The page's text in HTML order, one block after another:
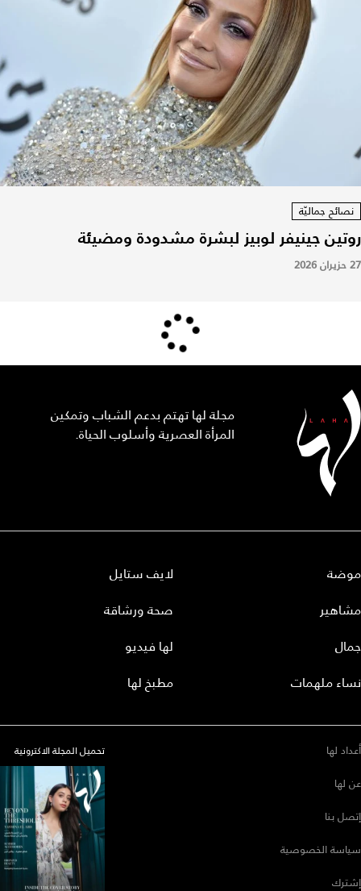
نصائح جماليّة
روتين جينيفر لوبيز لبشرة مشدودة ومضيئة
27 حزيران 2026
مجلة لها تهتم بدعم الشباب وتمكين
المرأة العصرية وأسلوب الحياة.
موضة
مشاهير
جمال
نساء ملهمات
لايف ستايل
صحة ورشاقة
لها فيديو
مطبخ لها
أعداد لها
عن لها
إتصل بنا
سياسة الخصوصية
إشترك
تحميل المجلة الاكترونية